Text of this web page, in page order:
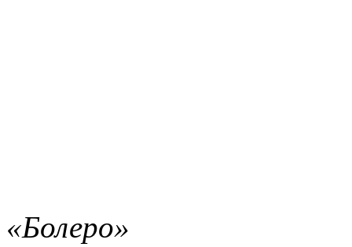
«Болеро»